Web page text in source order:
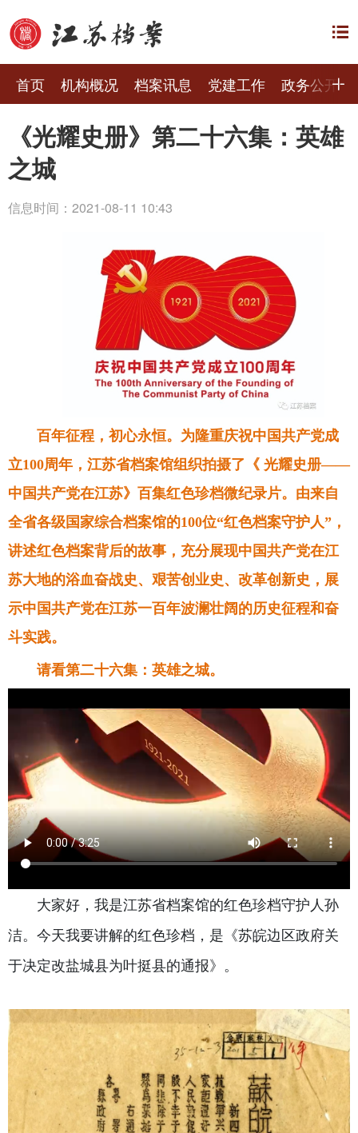
首页 机构概况 档案讯息 党建工作 政务公开
《光耀史册》第二十六集：英雄
之城
信息时间：2021-08-11 10:43
百年征程，初心永恒。为隆重庆祝中国共产党成
立100周年，江苏省档案馆组织拍摄了《 光耀史册——
中国共产党在江苏》百集红色珍档微纪录片。由来自
全省各级国家综合档案馆的100位“红色档案守护人”，
讲述红色档案背后的故事，充分展现中国共产党在江
苏大地的浴血奋战史、艰苦创业史、改革创新史，展
示中国共产党在江苏一百年波澜壮阔的历史征程和奋
斗实践。
请看第二十六集：英雄之城。
大家好，我是江苏省档案馆的红色珍档守护人孙
洁。今天我要讲解的红色珍档，是《苏皖边区政府关
于决定改盐城县为叶挺县的通报》。